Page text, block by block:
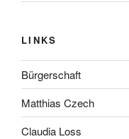
LINKS
Bürgerschaft
Matthias Czech
Claudia Loss